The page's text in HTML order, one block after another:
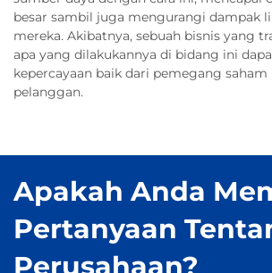
besar sambil juga mengurangi dampak
mereka. Akibatnya, sebuah bisnis yang
apa yang dilakukannya di bidang ini
kepercayaan baik dari pemegang
pelanggan.
Apakah Anda
Pertanyaan